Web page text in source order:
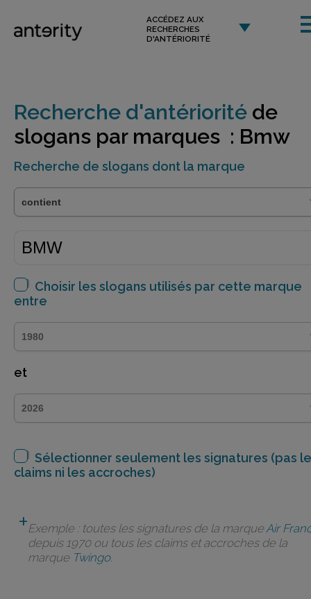
ACCÉDEZ AUX
RECHERCHES
D'ANTÉRIORITÉ
Recherche d'antériorité de
slogans par marques : Bmw
Recherche de slogans dont la marque
Choisir les slogans utilisés par cette marque
entre
et
Sélectionner seulement les signatures (pas
claims ni les accroches)
Exemple : toutes les signatures de la marqueAir
depuis 1970 ou tous les claims et accroches de la
marque Twingo.